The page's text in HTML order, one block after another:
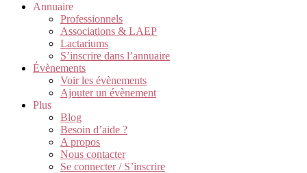
Annuaire
Professionnels
Associations & LAEP
Lactariums
S’inscrire dans l’annuaire
Évènements
Voir les évènements
Ajouter un évènement
Plus
Blog
Besoin d’aide ?
A propos
Nous contacter
Se connecter / S’inscrire